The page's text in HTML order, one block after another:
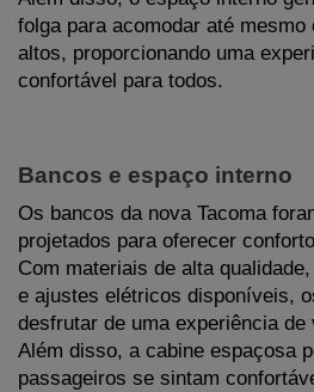
folga para acomodar até
altos, proporcionando uma
confortável para todos.
Bancos e espaço interno
Os bancos da nova Tacoma
projetados para oferecer
Com materiais de alta
e ajustes elétricos disponíveis,
desfrutar de uma experiência de
Além disso, a cabine espaçosa
passageiros se sintam